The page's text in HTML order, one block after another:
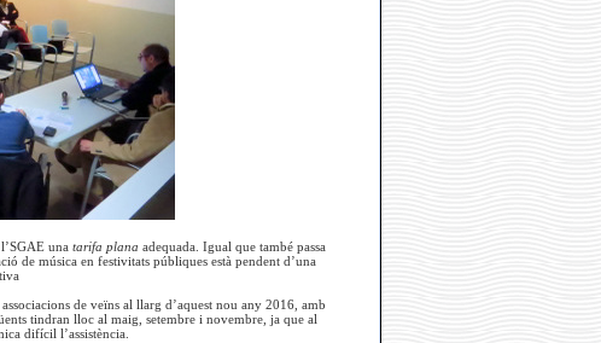
una tarifa plana adequada. Igual que també passa
de música en festivitats públiques està pendent d’una
de veïns al llarg d’aquest nou any 2016, amb
tindran lloc al maig, setembre i novembre, ja que al
difícil l’assistència.